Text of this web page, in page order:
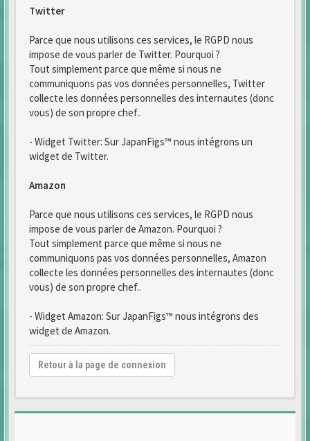
Twitter
Parce que nous utilisons ces services, le RGPD nous
impose de vous parler de Twitter. Pourquoi ?
Tout simplement parce que même si nous ne
communiquons pas vos données personnelles, Twitter
collecte les données personnelles des internautes (donc
vous) de son propre chef..
- Widget Twitter: Sur JapanFigs™ nous intégrons un
widget de Twitter.
Amazon
Parce que nous utilisons ces services, le RGPD nous
impose de vous parler de Amazon. Pourquoi ?
Tout simplement parce que même si nous ne
communiquons pas vos données personnelles, Amazon
collecte les données personnelles des internautes (donc
vous) de son propre chef..
- Widget Amazon: Sur JapanFigs™ nous intégrons des
widget de Amazon.
Retour à la page de connexion